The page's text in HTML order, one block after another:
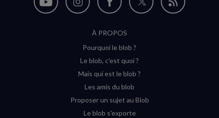
Nous
Nous
Instagram
(nouvelle
Nous
sur
Facebook
(nouvelle
Nous
Flux
À PROPOS
Pourquoi le blob ?
Le blob, c'est quoi ?
Mais qui est le blob ?
Les amis du blob
Proposer un sujet au Blob
Le blob s'exporte